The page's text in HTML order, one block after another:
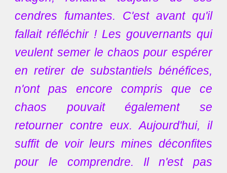
cendres fumantes. C'est avant qu'il
fallait réfléchir ! Les gouvernants qui
veulent semer le chaos pour espérer
en retirer de substantiels bénéfices,
n'ont pas encore compris que ce
chaos pouvait également se
retourner contre eux. Aujourd'hui, il
suffit de voir leurs mines déconfites
pour le comprendre. Il n'est pas